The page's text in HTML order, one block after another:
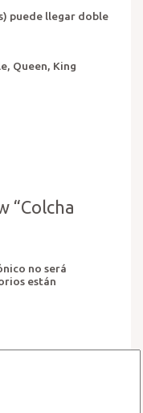
puede llegar doble
Queen, King
“Colcha
no será
están